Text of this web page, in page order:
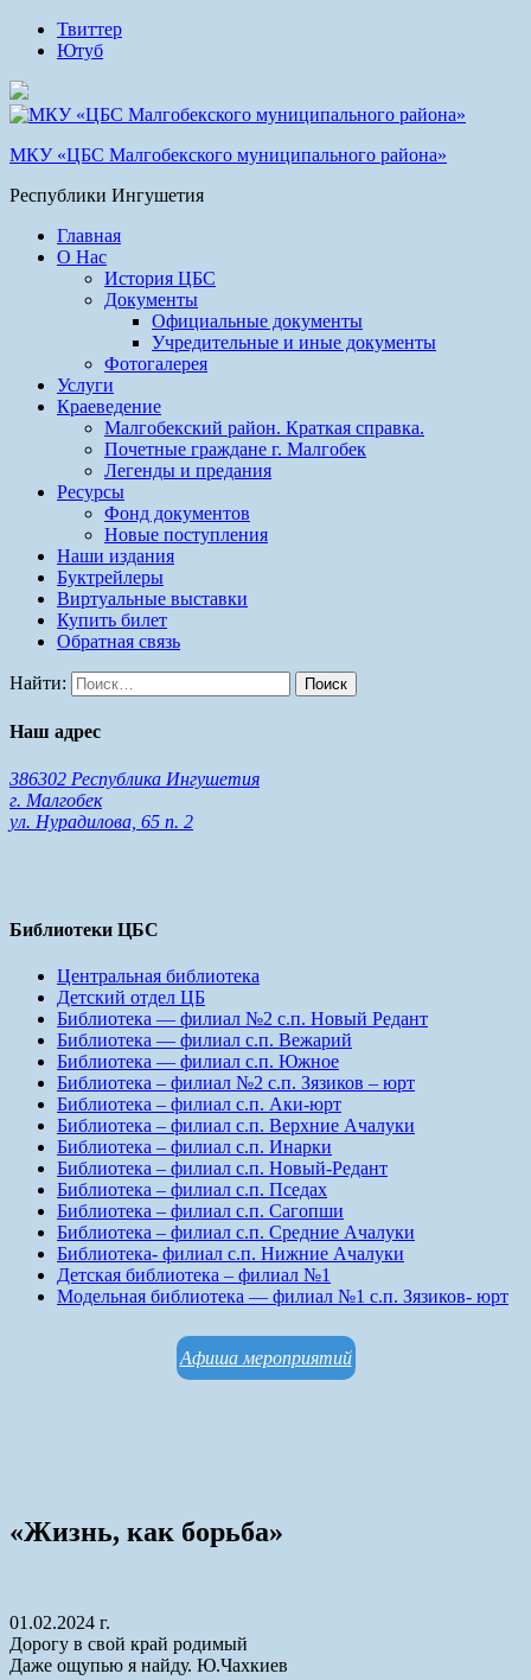
Твиттер
Ютуб
МКУ «ЦБС Малгобекского муниципального района»
Республики Ингушетия
Главная
О Нас
История ЦБС
Документы
Официальные документы
Учредительные и иные документы
Фотогалерея
Услуги
Краеведение
Малгобекский район. Краткая справка.
Почетные граждане г. Малгобек
Легенды и предания
Ресурсы
Фонд документов
Новые поступления
Наши издания
Буктрейлеры
Виртуальные выставки
Купить билет
Обратная связь
Найти:
Наш адрес
386302 Республика Ингушетия
г. Малгобек
ул. Нурадилова, 65 п. 2
Библиотеки ЦБС
Центральная библиотека
Детский отдел ЦБ
Библиотека — филиал №2 с.п. Новый Редант
Библиотека — филиал с.п. Вежарий
Библиотека — филиал с.п. Южное
Библиотека – филиал №2 с.п. Зязиков – юрт
Библиотека – филиал с.п. Аки-юрт
Библиотека – филиал с.п. Верхние Ачалуки
Библиотека – филиал с.п. Инарки
Библиотека – филиал с.п. Новый-Редант
Библиотека – филиал с.п. Пседах
Библиотека – филиал с.п. Сагопши
Библиотека – филиал с.п. Средние Ачалуки
Библиотека- филиал с.п. Нижние Ачалуки
Детская библиотека – филиал №1
Модельная библиотека — филиал №1 с.п. Зязиков- юрт
Афиша мероприятий
«Жизнь, как борьба»
01.02.2024 г.
Дорогу в свой край родимый
Даже ощупью я найду. Ю.Чахкиев